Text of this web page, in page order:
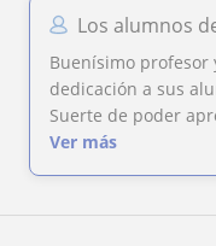
Los alumnos
Buenísimo profesor
dedicación a sus
Suerte de poder
Ver más